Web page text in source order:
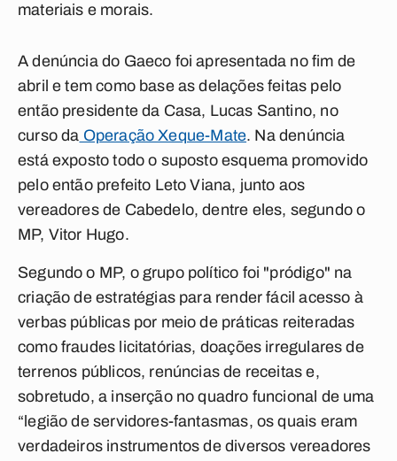
materiais e morais.
A denúncia do Gaeco foi apresentada no fim de
abril e tem como base as delações feitas pelo
então presidente da Casa, Lucas Santino, no
curso da Operação Xeque-Mate. Na denúncia
está exposto todo o suposto esquema promovido
pelo então prefeito Leto Viana, junto aos
vereadores de Cabedelo, dentre eles, segundo o
MP, Vitor Hugo.
Segundo o MP, o grupo político foi "pródigo" na
criação de estratégias para render fácil acesso à
verbas públicas por meio de práticas reiteradas
como fraudes licitatórias, doações irregulares de
terrenos públicos, renúncias de receitas e,
sobretudo, a inserção no quadro funcional de uma
“legião de servidores-fantasmas, os quais eram
verdadeiros instrumentos de diversos vereadores